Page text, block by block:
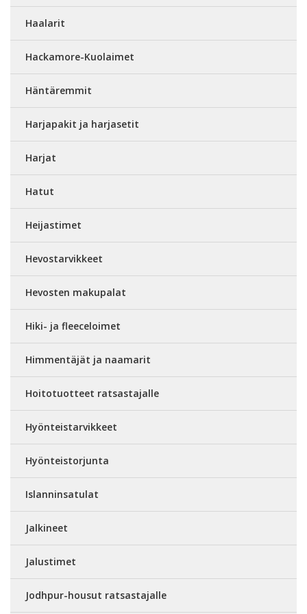
Haalarit
Hackamore-Kuolaimet
Häntäremmit
Harjapakit ja harjasetit
Harjat
Hatut
Heijastimet
Hevostarvikkeet
Hevosten makupalat
Hiki- ja fleeceloimet
Himmentäjät ja naamarit
Hoitotuotteet ratsastajalle
Hyönteistarvikkeet
Hyönteistorjunta
Islanninsatulat
Jalkineet
Jalustimet
Jodhpur-housut ratsastajalle